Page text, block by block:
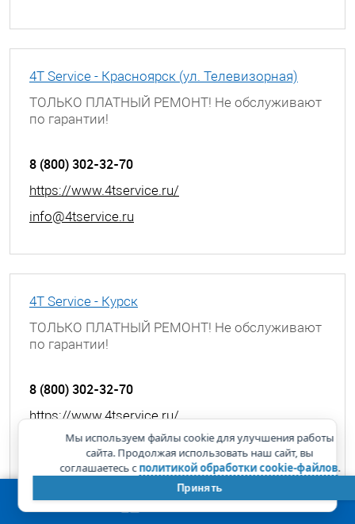
4T Service - Красноярск (ул. Телевизорная)
ТОЛЬКО ПЛАТНЫЙ РЕМОНТ! Не обслуживают
по гарантии!
8 (800) 302-32-70
https://www.4tservice.ru/
info@4tservice.ru
4T Service - Курск
ТОЛЬКО ПЛАТНЫЙ РЕМОНТ! Не обслуживают
по гарантии!
8 (800) 302-32-70
https://www.4tservice.ru/
info@4tservice.ru
КОРЗИНА 0
Мы используем файлы cookie для улучшения работы
сайта. Продолжая использовать наш сайт, вы
соглашаетесь сполитикой обработки cookie-файлов.
Принять